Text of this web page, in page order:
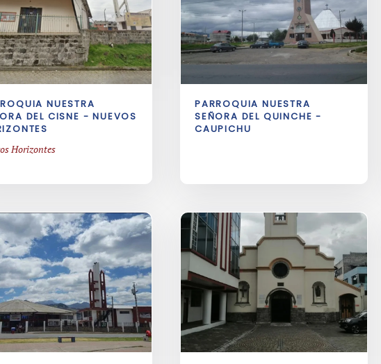
NUESTRA
DEL CISNE - NUEVOS
Horizontes
PARROQUIA NUESTRA
SEÑORA DEL QUINCHE -
CAUPICHU